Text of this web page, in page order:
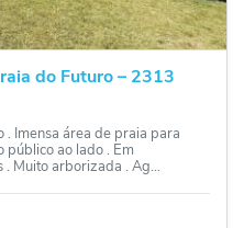
do Futuro – 2313
. Imensa área de praia para
público ao lado . Em
. Muito arborizada . Ag...